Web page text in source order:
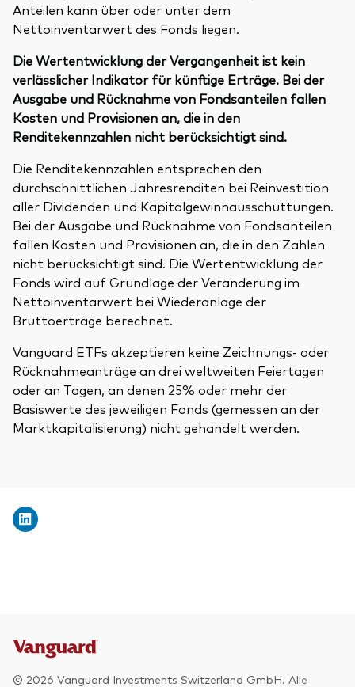
Anteilen kann über oder unter dem
Nettoinventarwert des Fonds liegen.
Die Wertentwicklung der Vergangenheit ist kein
verlässlicher Indikator für künftige Erträge. Bei der
Ausgabe und Rücknahme von Fondsanteilen fallen
Kosten und Provisionen an, die in den
Renditekennzahlen nicht berücksichtigt sind.
Die Renditekennzahlen entsprechen den
durchschnittlichen Jahresrenditen bei Reinvestition
aller Dividenden und Kapitalgewinnausschüttungen.
Bei der Ausgabe und Rücknahme von Fondsanteilen
fallen Kosten und Provisionen an, die in den Zahlen
nicht berücksichtigt sind. Die Wertentwicklung der
Fonds wird auf Grundlage der Veränderung im
Nettoinventarwert bei Wiederanlage der
Bruttoerträge berechnet.
Vanguard ETFs akzeptieren keine Zeichnungs- oder
Rücknahmeanträge an drei weltweiten Feiertagen
oder an Tagen, an denen 25% oder mehr der
Basiswerte des jeweiligen Fonds (gemessen an der
Marktkapitalisierung) nicht gehandelt werden.
© 2026 Vanguard Investments Switzerland GmbH. Alle